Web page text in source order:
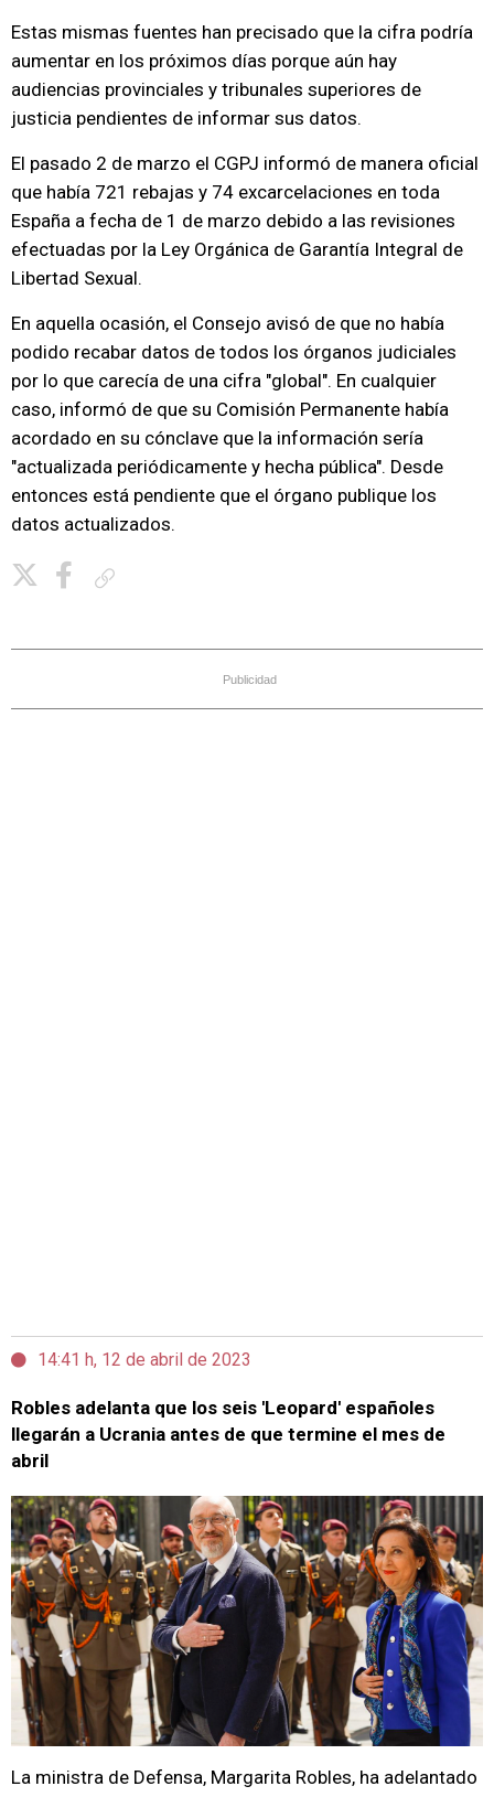
Estas mismas fuentes han precisado que la cifra podría
aumentar en los próximos días porque aún hay
audiencias provinciales y tribunales superiores de
justicia pendientes de informar sus datos.
El pasado 2 de marzo el CGPJ informó de manera oficial
que había 721 rebajas y 74 excarcelaciones en toda
España a fecha de 1 de marzo debido a las revisiones
efectuadas por la Ley Orgánica de Garantía Integral de
Libertad Sexual.
En aquella ocasión, el Consejo avisó de que no había
podido recabar datos de todos los órganos judiciales
por lo que carecía de una cifra "global". En cualquier
caso, informó de que su Comisión Permanente había
acordado en su cónclave que la información sería
"actualizada periódicamente y hecha pública". Desde
entonces está pendiente que el órgano publique los
datos actualizados.
Publicidad
14:41 h, 12 de abril de 2023
Robles adelanta que los seis 'Leopard' españoles
llegarán a Ucrania antes de que termine el mes de
abril
La ministra de Defensa, Margarita Robles, ha adelantado